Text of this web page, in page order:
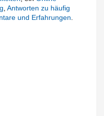
,Antworten zu häufig
und Erfahrungen